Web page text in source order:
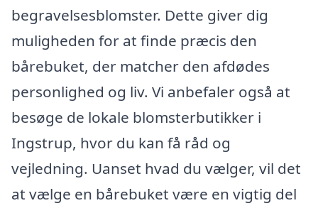
begravelsesblomster. Dette giver dig
muligheden for at finde præcis den
bårebuket, der matcher den afdødes
personlighed og liv. Vi anbefaler også at
besøge de lokale blomsterbutikker i
Ingstrup, hvor du kan få råd og
vejledning. Uanset hvad du vælger, vil det
at vælge en bårebuket være en vigtig del